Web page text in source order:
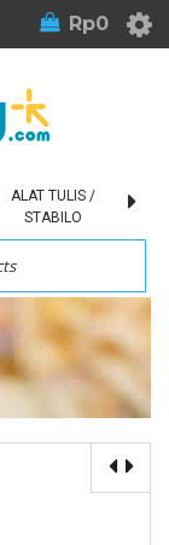
Rp0
ALAT TULIS /
STABILO